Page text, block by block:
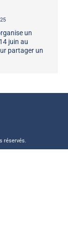
un
juin au
partager un
réservés.